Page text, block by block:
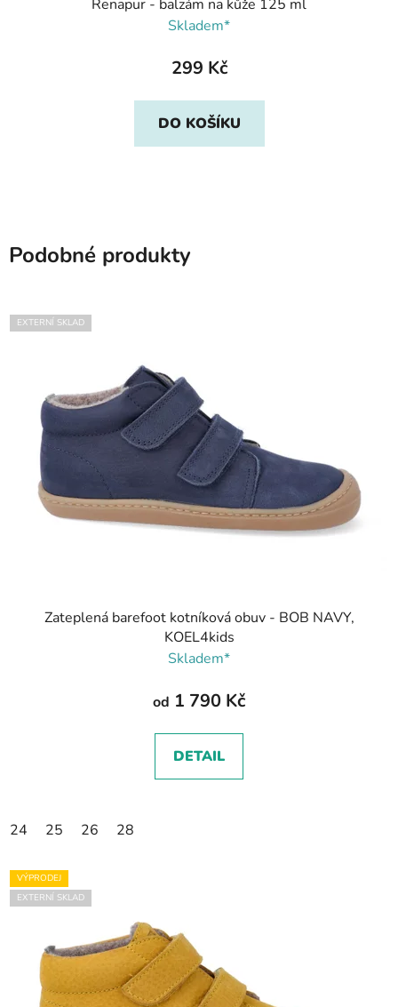
Renapur - balzám na kůže 125 ml
Skladem*
299 Kč
DO KOŠÍKU
Podobné produkty
EXTERNÍ SKLAD
Zateplená barefoot kotníková obuv - BOB NAVY,
KOEL4kids
Skladem*
od 1 790 Kč
DETAIL
24 25 26 28
VÝPRODEJ
EXTERNÍ SKLAD